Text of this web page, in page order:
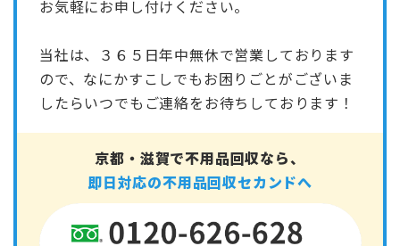
お気軽にお申し付けください。
当社は、３６５日年中無休で営業しております
ので、なにかすこしでもお困りごとがございま
したらいつでもご連絡をお待ちしております！
京都・滋賀で不用品回収なら、
即日対応の不用品回収セカンドへ